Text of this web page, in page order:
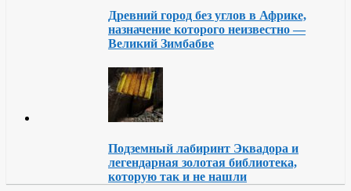
Древний город без углов в Африке,
назначение которого неизвестно —
Великий Зимбабве
Подземный лабиринт Эквадора и
легендарная золотая библиотека,
которую так и не нашли